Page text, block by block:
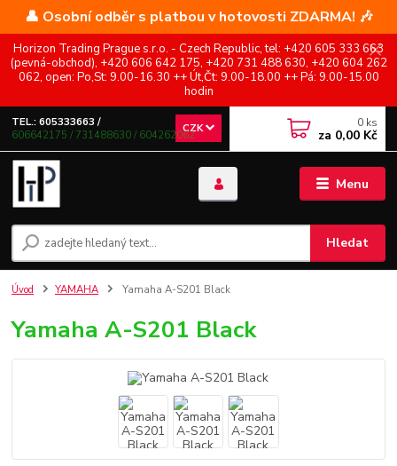
👤 Osobní odběr s platbou v hotovosti ZDARMA! 🎶
Horizon Trading Prague s.r.o. - Czech Republic, tel: +420 605 333 663
(pevná-obchod), +420 606 642 175, +420 731 488 630, +420 604 262
062, open: Po,St: 9.00-16.30 ++ Út,Čt: 9.00-18.00 ++ Pá: 9.00-15.00
hodin
Menu
CZK
Hledat
TEL.: 605333663 /
606642175 / 731488630 / 604262062
0 ks
za 0,00 Kč
Úvod YAMAHA Yamaha A-S201 Black
Yamaha A-S201 Black